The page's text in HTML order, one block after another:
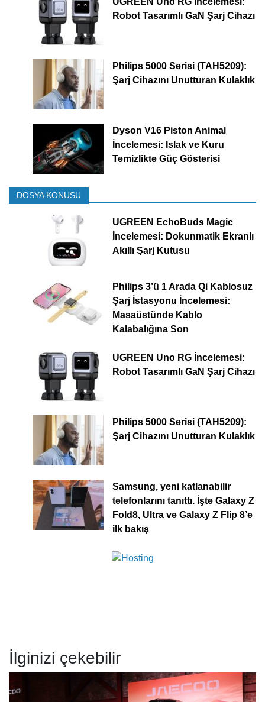
Robot Tasarımlı GaN Şarj Cihazı
Philips 5000 Serisi (TAH5209):
Şarj Cihazını Unutturan Kulaklık
Dyson V16 Piston Animal
İncelemesi: Islak ve Kuru
Temizlikte Güç Gösterisi
DOSYA KONUSU
UGREEN EchoBuds Magic
İncelemesi: Dokunmatik Ekranlı
Akıllı Şarj Kutusu
Philips 3’ü 1 Arada Qi Kablosuz
Şarj İstasyonu İncelemesi:
Masaüstünde Kablo
Kalabalığına Son
UGREEN Uno RG İncelemesi:
Robot Tasarımlı GaN Şarj Cihazı
Philips 5000 Serisi (TAH5209):
Şarj Cihazını Unutturan Kulaklık
Samsung, yeni katlanabilir
telefonlarını tanıttı. İşte Galaxy Z
Fold8, Ultra ve Galaxy Z Flip 8’e
ilk bakış
İlginizi çekebilir